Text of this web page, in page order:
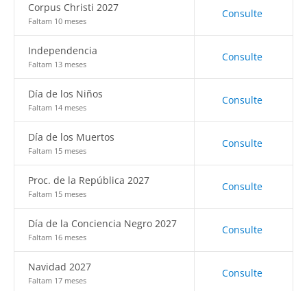
Corpus Christi 2027
Faltam 10 meses
Consulte
Independencia
Faltam 13 meses
Consulte
Día de los Niños
Faltam 14 meses
Consulte
Día de los Muertos
Faltam 15 meses
Consulte
Proc. de la República 2027
Faltam 15 meses
Consulte
Día de la Conciencia Negro 2027
Faltam 16 meses
Consulte
Navidad 2027
Faltam 17 meses
Consulte